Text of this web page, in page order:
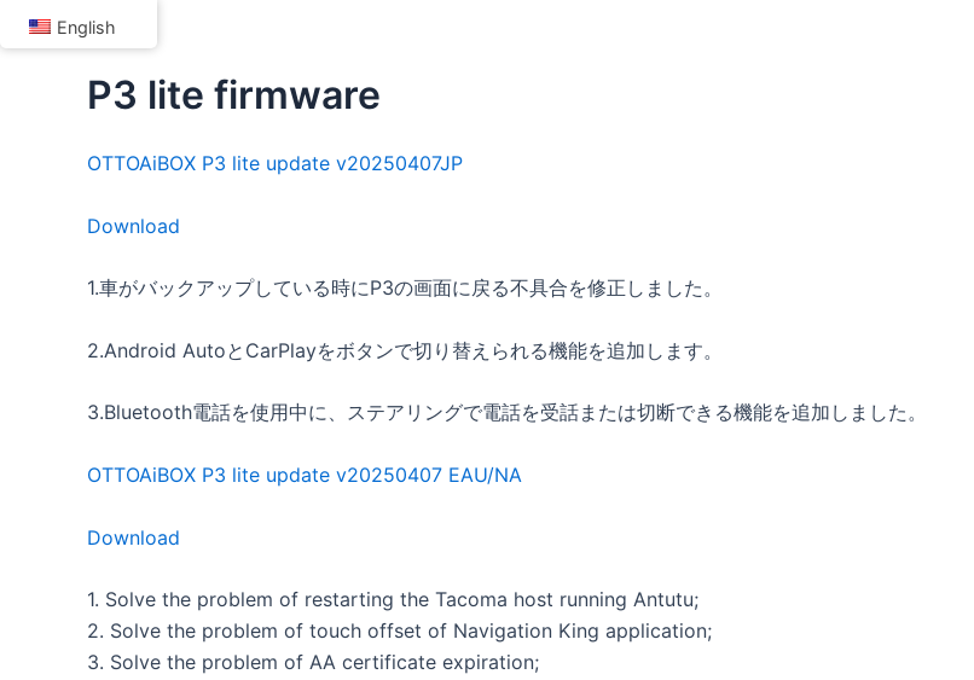
Skip
to
P3 lite firmware
OTTOAiBOX P3 lite update v20250407JP
Download
1.車がバックアップしている時にP3の画面に戻る不具合を修正しました。
2.Android AutoとCarPlayをボタンで切り替えられる機能を追加します。
3.Bluetooth電話を使用中に、ステアリングで電話を受話または切断できる機能を追加しました。
OTTOAiBOX P3 lite update v20250407 EAU/NA
Download
1. Solve the problem of restarting the Tacoma host running Antutu;
2. Solve the problem of touch offset of Navigation King application;
3. Solve the problem of AA certificate expiration;
English